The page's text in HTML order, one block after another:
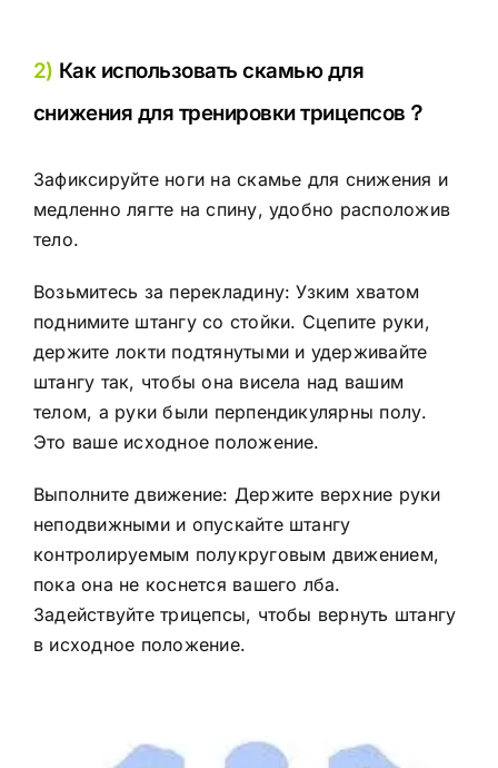
2) Как использовать скамью для
снижения для тренировки трицепсов？
Зафиксируйте ноги на скамье для снижения и
медленно лягте на спину, удобно расположив
тело.
Возьмитесь за перекладину: Узким хватом
поднимите штангу со стойки. Сцепите руки,
держите локти подтянутыми и удерживайте
штангу так, чтобы она висела над вашим
телом, а руки были перпендикулярны полу.
Это ваше исходное положение.
Выполните движение: Держите верхние руки
неподвижными и опускайте штангу
контролируемым полукруговым движением,
пока она не коснется вашего лба.
Задействуйте трицепсы, чтобы вернуть штангу
в исходное положение.